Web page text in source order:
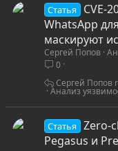
Статья
CVE-
WhatsApp
маскируют
Сергей Попов
0
Анализ
Сергей Попов
Статья
Zero-
Pegasus и